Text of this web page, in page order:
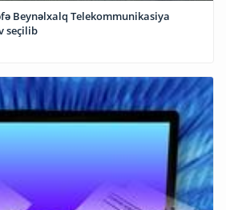
Beynəlxalq Telekommunikasiya
seçilib